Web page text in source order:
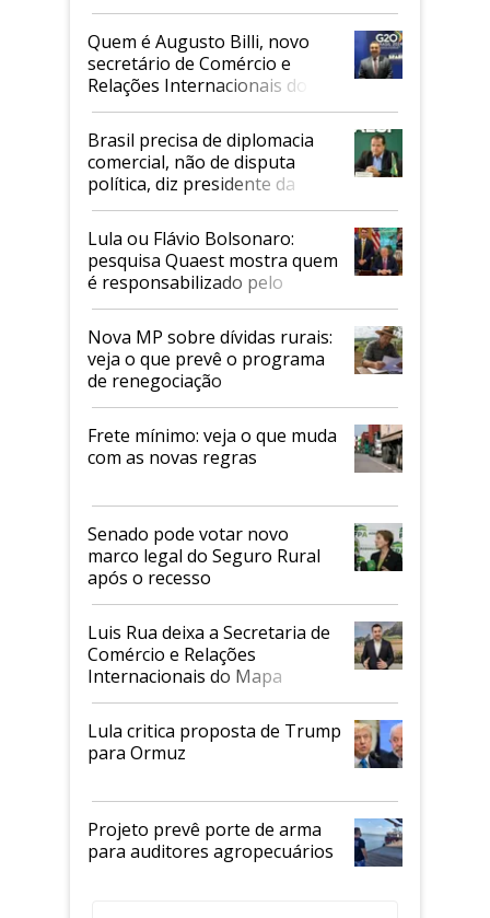
Quem é Augusto Billi, novo
secretário de Comércio e
Relações Internacionais do
Mapa
Brasil precisa de diplomacia
comercial, não de disputa
política, diz presidente da
Faesp
Lula ou Flávio Bolsonaro:
pesquisa Quaest mostra quem
é responsabilizado pelo
tarifaço dos EUA
Nova MP sobre dívidas rurais:
veja o que prevê o programa
de renegociação
Frete mínimo: veja o que muda
com as novas regras
Senado pode votar novo
marco legal do Seguro Rural
após o recesso
Luis Rua deixa a Secretaria de
Comércio e Relações
Internacionais do Mapa
Lula critica proposta de Trump
para Ormuz
Projeto prevê porte de arma
para auditores agropecuários